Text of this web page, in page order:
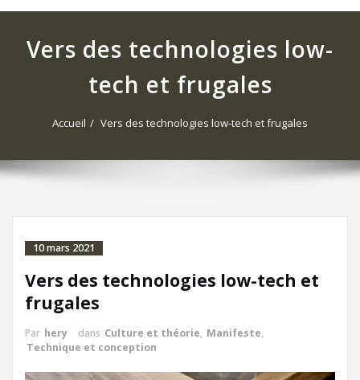
navigation
Vers des technologies low-
tech et frugales
Accueil Vers des technologies low-tech et frugales
10 mars 2021
Vers des technologies low-tech et
frugales
Par hery dans Culture et théorie, Manifeste,
Technique et conception